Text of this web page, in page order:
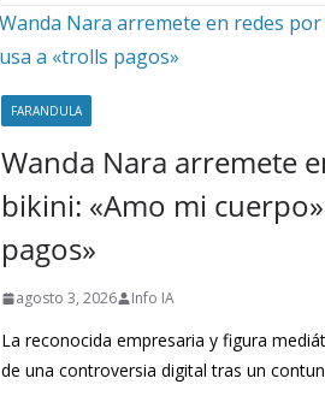
FARANDULA
Wanda Nara arremete
bikini: «Amo mi
pagos»
agosto 3, 2026 Info IA
La reconocida empresaria y figura
de una controversia digital tras un